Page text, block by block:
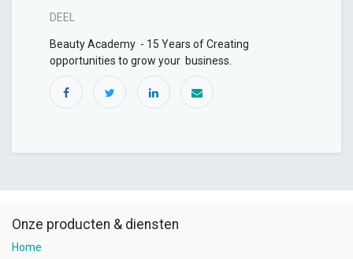
DEEL
Beauty Academy - 15 Years of Creating
opportunities to grow your business.
Onze producten & diensten
Home